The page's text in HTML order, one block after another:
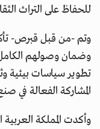
للحفاظ على التراث
وتم -من قبل قبرص-
وضمان وصولهم الكامل
تطوير سياسات بيئية
المشاركة الفعالة في
وأكدت المملكة